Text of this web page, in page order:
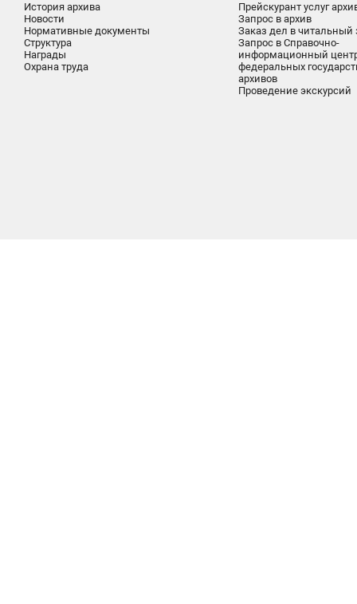
История архива
Новости
Нормативные документы
Структура
Награды
Охрана труда
Прейскурант услуг
Запрос в архив
Заказ дел в читальный
Запрос в Справочно-
информационный
федеральных
архивов
Проведение экскурсий